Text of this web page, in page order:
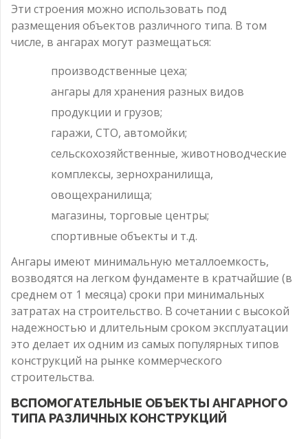
Эти строения можно использовать под
размещения объектов различного типа. В том
числе, в ангарах могут размещаться:
производственные цеха;
ангары для хранения разных видов
продукции и грузов;
гаражи, СТО, автомойки;
сельскохозяйственные, животноводческие
комплексы, зернохранилища,
овощехранилища;
магазины, торговые центры;
спортивные объекты и т.д.
Ангары имеют минимальную металлоемкость,
возводятся на легком фундаменте в кратчайшие (в
среднем от 1 месяца) сроки при минимальных
затратах на строительство. В сочетании с высокой
надежностью и длительным сроком эксплуатации
это делает их одним из самых популярных типов
конструкций на рынке коммерческого
строительства.
ВСПОМОГАТЕЛЬНЫЕ ОБЪЕКТЫ АНГАРНОГО
ТИПА РАЗЛИЧНЫХ КОНСТРУКЦИЙ